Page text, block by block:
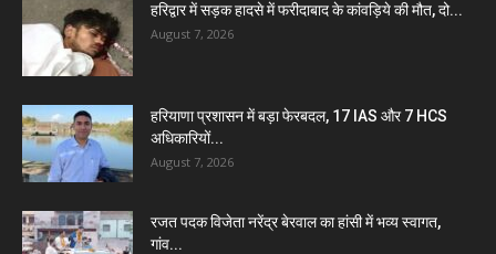
हरिद्वार में सड़क हादसे में फरीदाबाद के कांवड़िये की मौत, दो...
August 7, 2026
हरियाणा प्रशासन में बड़ा फेरबदल, 17 IAS और 7 HCS
अधिकारियों...
August 7, 2026
रजत पदक विजेता नरेंद्र बेरवाल का हांसी में भव्य स्वागत,
गांव...